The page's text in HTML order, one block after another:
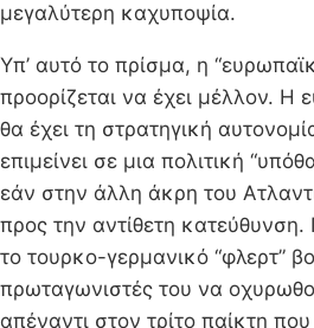
μεγαλύτερη καχυποψία.
Υπ’ αυτό το πρίσμα, η
προορίζεται να έχει μέλλον. Η
θα έχει τη στρατηγική
επιμείνει σε μια πολιτική
εάν στην άλλη άκρη του
προς την αντίθετη
το τουρκο-γερμανικό “φλερτ”
πρωταγωνιστές του να
απέναντι στον τρίτο παίκτη